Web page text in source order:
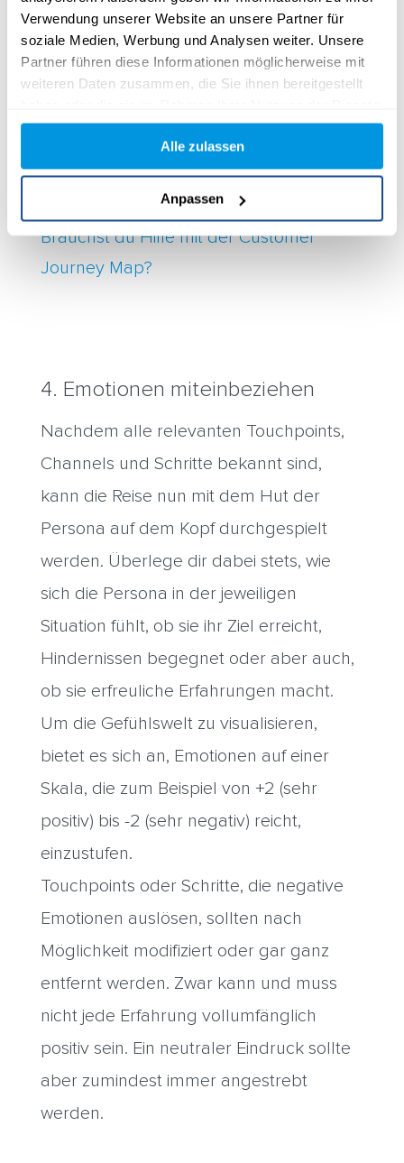
Verwendung unserer Website an unsere Partner für
soziale Medien, Werbung und Analysen weiter. Unsere
Partner führen diese Informationen möglicherweise mit
weiteren Daten zusammen, die Sie ihnen bereitgestellt
gesammelt haben.
Alle zulassen
Anpassen
Brauchst du Hilfe mit der Customer
Journey Map?
4. Emotionen miteinbeziehen
Nachdem alle relevanten Touchpoints,
Channels und Schritte bekannt sind,
kann die Reise nun mit dem Hut der
Persona auf dem Kopf durchgespielt
werden. Überlege dir dabei stets, wie
sich die Persona in der jeweiligen
Situation fühlt, ob sie ihr Ziel erreicht,
Hindernissen begegnet oder aber auch,
ob sie erfreuliche Erfahrungen macht.
Um die Gefühlswelt zu visualisieren,
bietet es sich an, Emotionen auf einer
Skala, die zum Beispiel von +2 (sehr
positiv) bis -2 (sehr negativ) reicht,
einzustufen.
Touchpoints oder Schritte, die negative
Emotionen auslösen, sollten nach
Möglichkeit modifiziert oder gar ganz
entfernt werden. Zwar kann und muss
nicht jede Erfahrung vollumfänglich
positiv sein. Ein neutraler Eindruck sollte
aber zumindest immer angestrebt
werden.